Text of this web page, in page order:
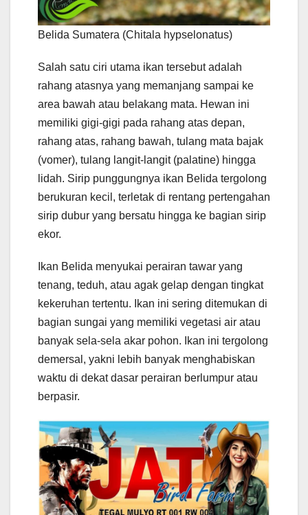
Belida Sumatera (Chitala hypselonatus)
Salah satu ciri utama ikan tersebut adalah
rahang atasnya yang memanjang sampai ke
area bawah atau belakang mata. Hewan ini
memiliki gigi-gigi pada rahang atas depan,
rahang atas, rahang bawah, tulang mata bajak
(vomer), tulang langit-langit (palatine) hingga
lidah. Sirip punggungnya ikan Belida tergolong
berukuran kecil, terletak di rentang pertengahan
sirip dubur yang bersatu hingga ke bagian sirip
ekor.
Ikan Belida menyukai perairan tawar yang
tenang, teduh, atau agak gelap dengan tingkat
kekeruhan tertentu. Ikan ini sering ditemukan di
bagian sungai yang memiliki vegetasi air atau
banyak sela-sela akar pohon. Ikan ini tergolong
demersal, yakni lebih banyak menghabiskan
waktu di dekat dasar perairan berlumpur atau
berpasir.